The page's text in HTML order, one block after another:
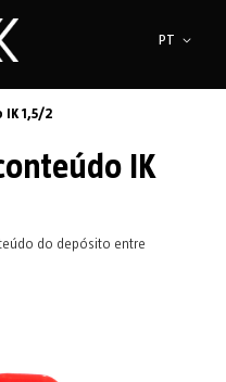
Idioma
PT
1,5/2
IK
do depósito entre